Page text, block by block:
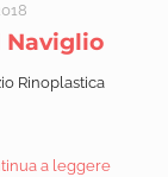
Naviglio
Rinoplastica
a leggere